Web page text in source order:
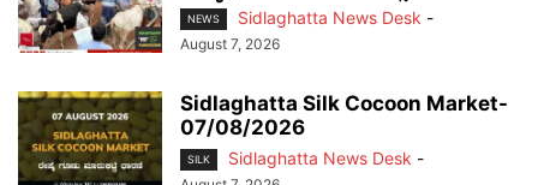
NEWS Sidlaghatta News Desk -
August 7, 2026
Sidlaghatta Silk Cocoon Market-
07/08/2026
SILK Sidlaghatta News Desk -